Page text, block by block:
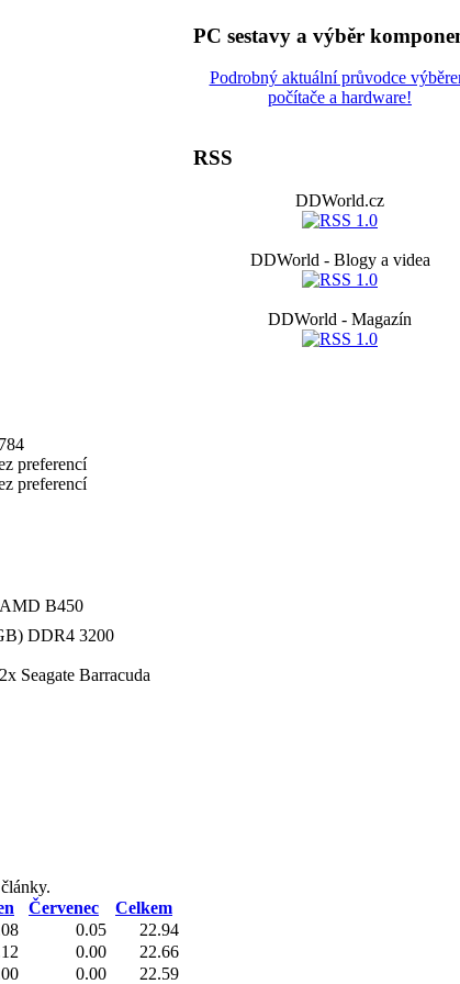
preferencí
preferencí
B450
DDR4 3200
Seagate Barracuda
Červenec
Celkem
0.05
22.94
0.00
22.66
0.00 22.59
PC sestavy a výběr
Podrobný aktuální průvodce
počítače a hardware!
RSS
DDWorld.cz
DDWorld - Blogy a videa
DDWorld - Magazín